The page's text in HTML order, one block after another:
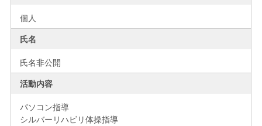
個人
氏名
氏名非公開
活動内容
パソコン指導
シルバーリハビリ体操指導